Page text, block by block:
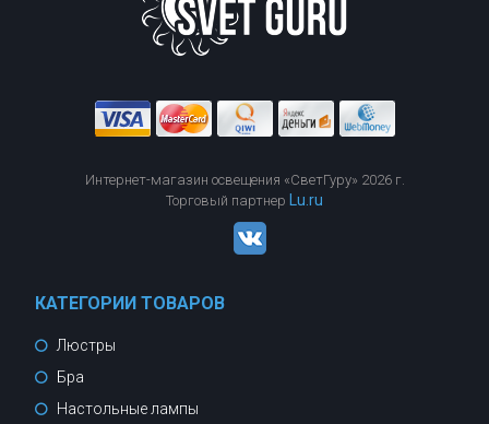
Интернет-магазин освещения «СветГуру» 2026 г.
Торговый партнер Lu.ru
КАТЕГОРИИ ТОВАРОВ
Люстры
Бра
Настольные лампы